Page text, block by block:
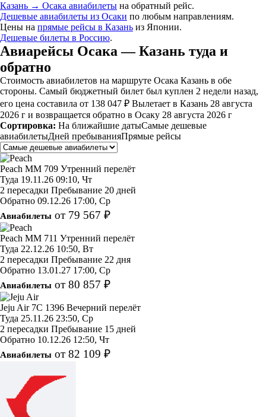
Казань → Осака авиабилеты на обратный рейс.
Дешевые авиабилеты из Осаки по любым направлениям.
Цены на прямые рейсы в Казань из Японии.
Дешевые билеты в Россию.
Авиарейсы Осака — Казань туда и
обратно
Стоимость авиабилетов на маршруте Осака Казань в обе
стороны. Самый бюджетный билет был куплен 2 недели назад,
его цена составила от 138 047 ₽ Вылетает в Казань 28 августа
2026 г и возвращается обратно в Осаку 28 августа 2026 г
Сортировка: На ближайшие датыСамые дешевые
авиабилетыДней пребыванияПрямые рейсы
Peach MM 709 Утренний перелёт
Туда 19.11.26 09:10, Чт
2 пересадки Пребывание 20 дней
Обратно 09.12.26 17:00, Ср
Авиабилеты от 79 567 ₽
Peach MM 711 Утренний перелёт
Туда 22.12.26 10:50, Вт
2 пересадки Пребывание 22 дня
Обратно 13.01.27 17:00, Ср
Авиабилеты от 80 857 ₽
Jeju Air 7C 1396 Вечерний перелёт
Туда 25.11.26 23:50, Ср
2 пересадки Пребывание 15 дней
Обратно 10.12.26 12:50, Чт
Авиабилеты от 82 109 ₽